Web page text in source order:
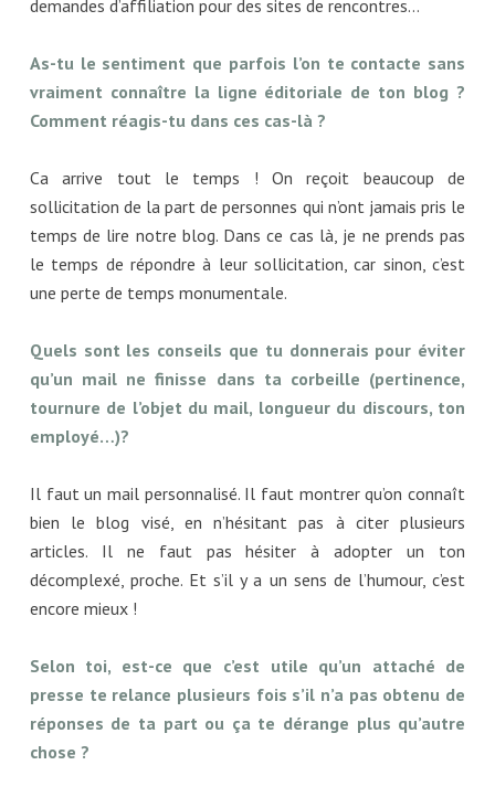
demandes d’affiliation pour des sites de rencontres…
As-tu le sentiment que parfois l’on te contacte sans
vraiment connaître la ligne éditoriale de ton blog ?
Comment réagis-tu dans ces cas-là ?
Ca arrive tout le temps ! On reçoit beaucoup de
sollicitation de la part de personnes qui n’ont jamais pris le
temps de lire notre blog. Dans ce cas là, je ne prends pas
le temps de répondre à leur sollicitation, car sinon, c’est
une perte de temps monumentale.
Quels sont les conseils que tu donnerais pour éviter
qu’un mail ne finisse dans ta corbeille (pertinence,
tournure de l’objet du mail, longueur du discours, ton
employé…)?
Il faut un mail personnalisé. Il faut montrer qu’on connaît
bien le blog visé, en n’hésitant pas à citer plusieurs
articles. Il ne faut pas hésiter à adopter un ton
décomplexé, proche. Et s’il y a un sens de l’humour, c’est
encore mieux !
Selon toi, est-ce que c’est utile qu’un attaché de
presse te relance plusieurs fois s’il n’a pas obtenu de
réponses de ta part ou ça te dérange plus qu’autre
chose ?